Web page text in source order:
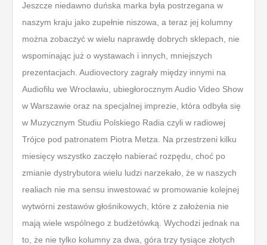
Jeszcze niedawno duńska marka była postrzegana w
naszym kraju jako zupełnie niszowa, a teraz jej kolumny
można zobaczyć w wielu naprawdę dobrych sklepach, nie
wspominając już o wystawach i innych, mniejszych
prezentacjach. Audiovectory zagrały między innymi na
Audiofilu we Wrocławiu, ubiegłorocznym Audio Video Show
w Warszawie oraz na specjalnej imprezie, która odbyła się
w Muzycznym Studiu Polskiego Radia czyli w radiowej
Trójce pod patronatem Piotra Metza. Na przestrzeni kilku
miesięcy wszystko zaczęło nabierać rozpędu, choć po
zmianie dystrybutora wielu ludzi narzekało, że w naszych
realiach nie ma sensu inwestować w promowanie kolejnej
wytwórni zestawów głośnikowych, które z założenia nie
mają wiele wspólnego z budżetówką. Wychodzi jednak na
to, że nie tylko kolumny za dwa, góra trzy tysiące złotych